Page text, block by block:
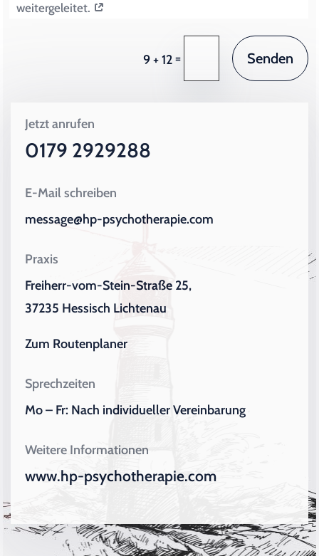
weitergeleitet.
9 + 12 = Senden
Jetzt anrufen
0179 2929288
E-Mail schreiben
message@hp-psychotherapie.com
Praxis
Freiherr-vom-Stein-Straße 25,
37235 Hessisch Lichtenau
Zum Routenplaner
Sprechzeiten
Mo – Fr: Nach individueller Vereinbarung
Weitere Informationen
www.hp-psychotherapie.com